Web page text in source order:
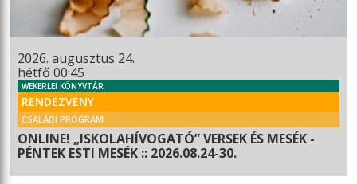
2026. augusztus 24.
hétfő 00:45
WEKERLEI KÖNYVTÁR
RENDEZVÉNY
CSALÁDI PROGRAM
ONLINE! „ISKOLAHÍVOGATÓ” VERSEK ÉS MESÉK -
PÉNTEK ESTI MESÉK :: 2026.08.24-30.